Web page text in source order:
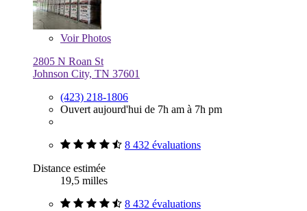
VoirPhotos
2805 N Roan St
Johnson City, TN 37601
(423) 218-1806
Ouvert aujourd'hui de 7h am à 7h pm
8 432 évaluations
Distance estimée
19,5 milles
8 432 évaluations